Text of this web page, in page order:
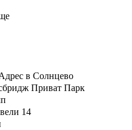
в Солнцево
Приват Парк
14